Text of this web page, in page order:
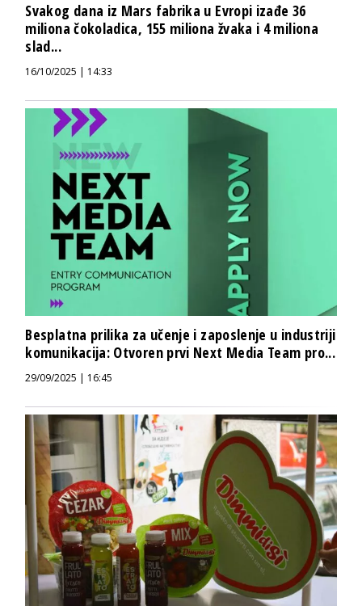
Svakog dana iz Mars fabrika u Evropi izađe 36
miliona čokoladica, 155 miliona žvaka i 4 miliona
slad...
16/10/2025 | 14:33
Besplatna prilika za učenje i zaposlenje u industriji
komunikacija: Otvoren prvi Next Media Team pro...
29/09/2025 | 16:45